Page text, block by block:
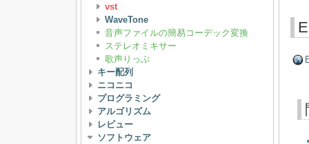
vst
WaveTone
音声ファイルの簡易コーデック変換
ステレオミキサー
歌声りっぷ
キー配列
ニコニコ
プログラミング
アルゴリズム
レビュー
ソフトウェア